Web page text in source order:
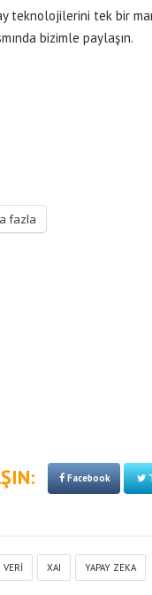
teknolojilerini tek bir
bizimle paylaşın.
fazla
Facebook
VERI XAI YAPAY ZEKA